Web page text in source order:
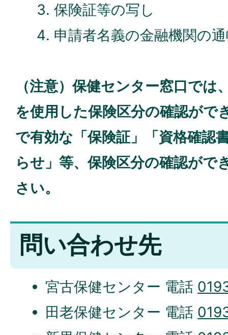
保険証等の写し
申請者名義の金融機関の
（注意）保健センター窓口で
を使用した保険区分の確認がで
で有効な「保険証」「資格確認
らせ」等、保険区分の確認がで
さい。
問い合わせ先
宮古保健センター 電話
田老保健センター 電話